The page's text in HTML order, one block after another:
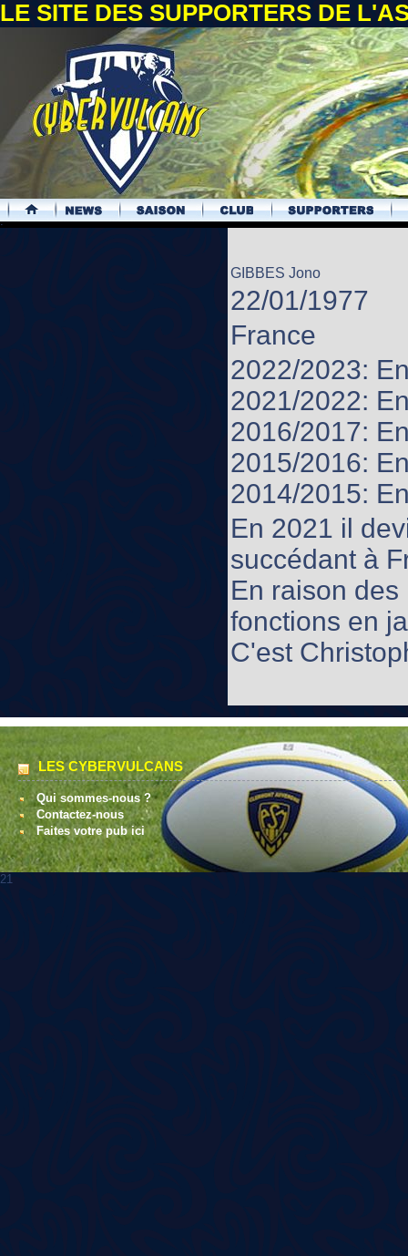
LE SITE DES SUPPORTERS DE
.
GIBBES Jono
22/01/1977
France
2022/2023:
2021/2022:
2016/2017:
2015/2016:
2014/2015:
En 2021 il
succédant à
En raison
fonctions en
C'est
LES CYBERVULCANS
Qui sommes-nous ?
Contactez-nous
Faites votre pub ici
21